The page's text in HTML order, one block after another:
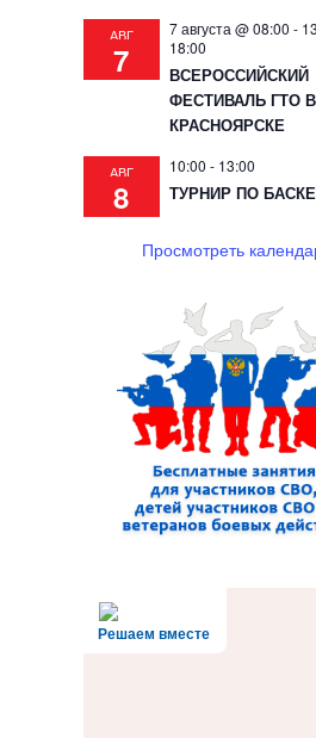
АВГ
7
7 августа @ 08:00 -
18:00
ВСЕРОССИЙСКИЙ
ФЕСТИВАЛЬ ГТО В
КРАСНОЯРСКЕ
АВГ
8
10:00 - 13:00
ТУРНИР ПО
Просмотреть
Решаем вместе